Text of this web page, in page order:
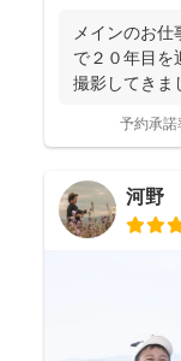
メインのお
で２０年目を
撮影してきま
予約承諾
河野